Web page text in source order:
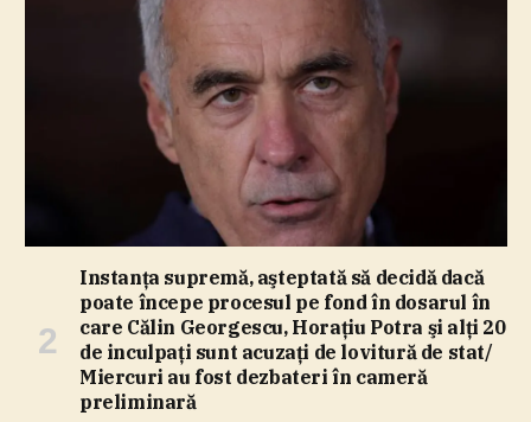
Instanţa supremă, aşteptată să decidă dacă
poate începe procesul pe fond în dosarul în
care Călin Georgescu, Horaţiu Potra şi alţi 20
de inculpaţi sunt acuzaţi de lovitură de stat/
Miercuri au fost dezbateri în cameră
preliminară